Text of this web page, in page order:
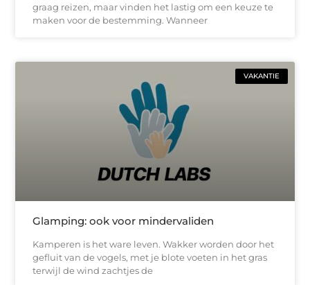
graag reizen, maar vinden het lastig om een keuze te
maken voor de bestemming. Wanneer
VAKANTIE
Glamping: ook voor mindervaliden
Kamperen is het ware leven. Wakker worden door het
gefluit van de vogels, met je blote voeten in het gras
terwijl de wind zachtjes de